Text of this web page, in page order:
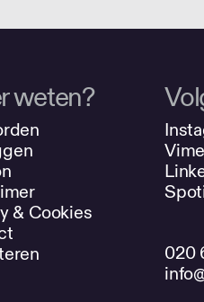
weten?
& Cookies
020